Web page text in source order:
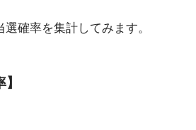
確率を集計してみます。